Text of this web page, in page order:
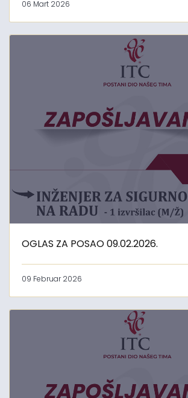
06 Mart 2026
OGLAS ZA POSAO 09.02.2026.
09 Februar 2026